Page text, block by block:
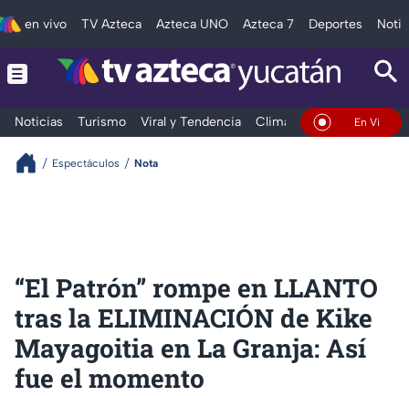
en vivo TV Azteca Azteca UNO Azteca 7 Deportes
Noticias Turismo Viral y Tendencia Clima DeportesEn Vivo
Espectáculos Nota
“El Patrón” rompe en LLANTO
tras la ELIMINACIÓN de Kike
Mayagoitia en La Granja: Así
fue el momento